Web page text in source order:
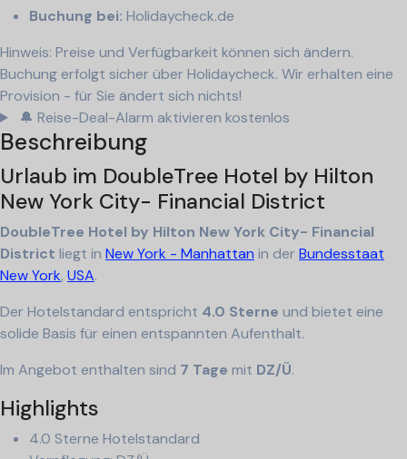
Buchung bei: Holidaycheck.de
Hinweis: Preise und Verfügbarkeit können sich ändern.
Buchung erfolgt sicher über Holidaycheck. Wir erhalten eine
Provision - für Sie ändert sich nichts!
🔔 Reise-Deal-Alarm aktivieren kostenlos
Beschreibung
Urlaub im DoubleTree Hotel by Hilton
New York City- Financial District
DoubleTree Hotel by Hilton New York City- Financial
District liegt in New York - Manhattan in der Bundesstaat
New York, USA.
Der Hotelstandard entspricht 4.0 Sterne und bietet eine
solide Basis für einen entspannten Aufenthalt.
Im Angebot enthalten sind 7 Tage mit DZ/Ü.
Highlights
4.0 Sterne Hotelstandard